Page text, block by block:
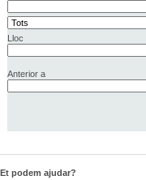
Lloc
Anterior a
Et podem ajudar?